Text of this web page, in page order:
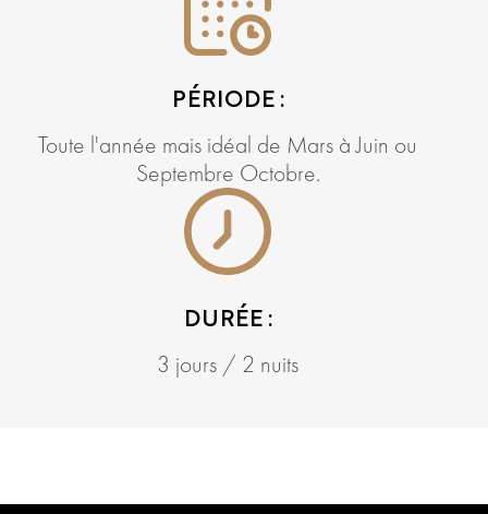
PÉRIODE :
Toute l'année mais idéal de Mars à Juin ou
Septembre Octobre.
DURÉE :
3 jours / 2 nuits